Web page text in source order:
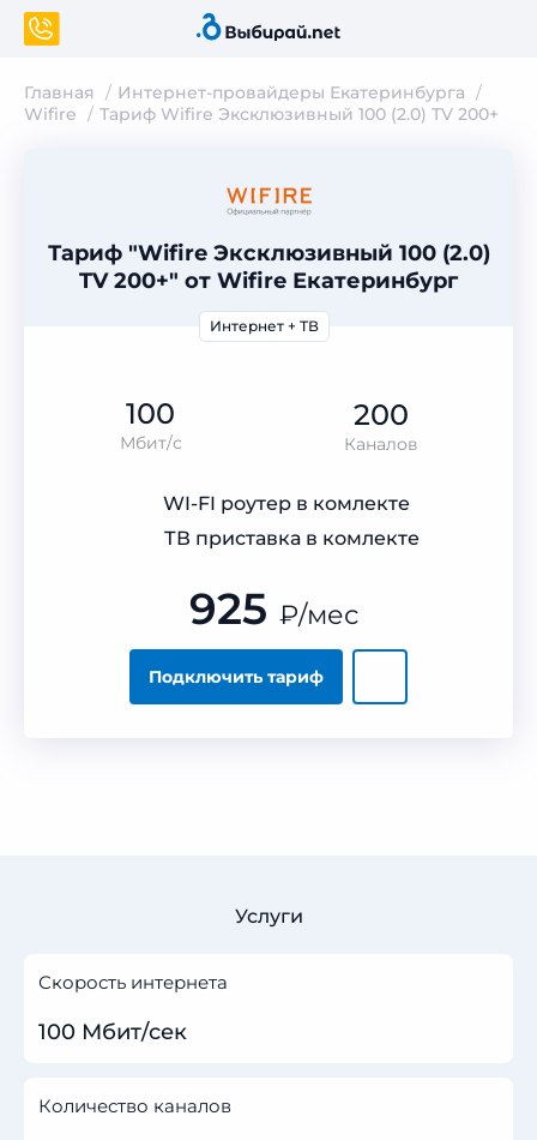
Главная
Интернет-провайдеры Екатеринбурга
Wifire
Тариф Wifire Эксклюзивный 100 (2.0) TV 200+
Тариф "Wifire Эксклюзивный 100 (2.0)
TV 200+" от Wifire Екатеринбург
Интернет + ТВ
100
Мбит/с
200
Каналов
WI-FI роутер в комлекте
ТВ приставка в комлекте
Подключить тариф
925 ₽/мес
Услуги
Скорость интернета
100 Мбит/сек
Количество каналов